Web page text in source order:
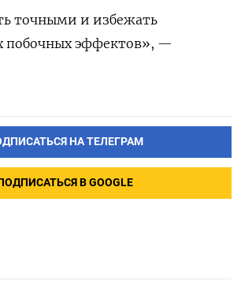
точными и избежать
побочных эффектов», —
НА ТЕЛЕГРАМ
В GOOGLE